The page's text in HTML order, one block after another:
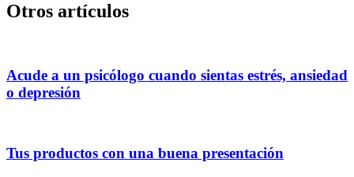
Otros artículos
Acude a un psicólogo cuando sientas estrés, ansiedad
o depresión
Tus productos con una buena presentación